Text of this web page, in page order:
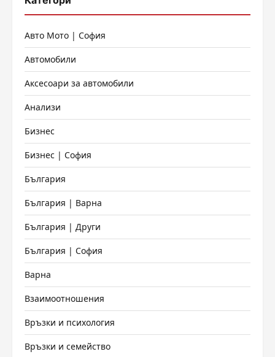
Авто Мото | София
Автомобили
Аксесоари за автомобили
Анализи
Бизнес
Бизнес | София
България
България | Варна
България | Други
България | София
Варна
Взаимоотношения
Връзки и психология
Връзки и семейство